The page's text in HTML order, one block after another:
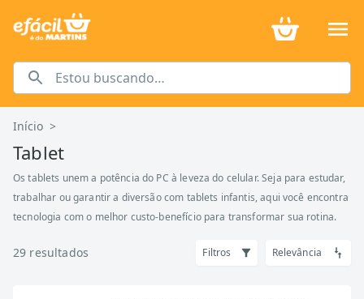
Início >
Tablet
Os tablets unem a potência do PC à leveza do celular. Seja para estudar,
trabalhar ou garantir a diversão com tablets infantis, aqui você encontra
tecnologia com o melhor custo-benefício para transformar sua rotina.
29 resultados Filtros Relevância